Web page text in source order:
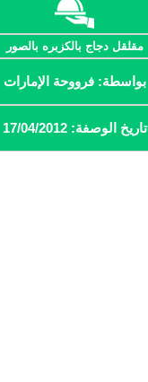
مقلقل دجاج بالكزبره بالصور
بواسطة: فرووحة الإمارات
تاريخ الوصفة: 17/04/2012